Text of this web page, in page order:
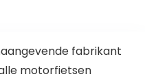
fabrikant
motorfietsen